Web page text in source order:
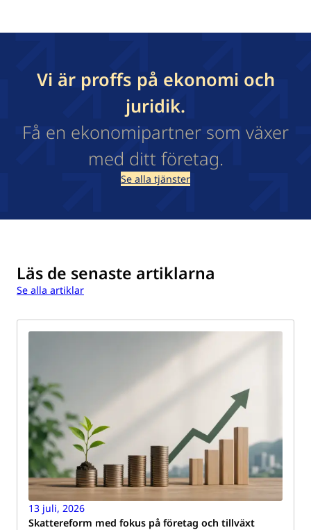
Vi är proffs på ekonomi och
juridik.
Få en ekonomipartner som växer
med ditt företag.
Se alla tjänster
Läs de senaste artiklarna
Se alla artiklar
13 juli, 2026
Skattereform med fokus på företag och tillväxt